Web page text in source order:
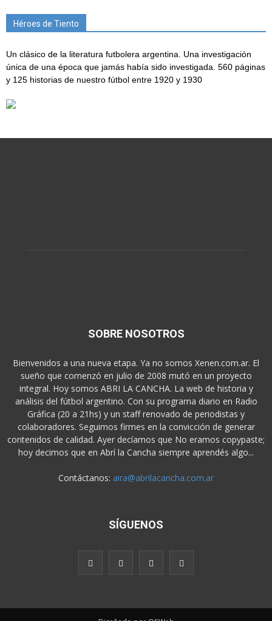
Héroes de Tiento
Un clásico de la literatura futbolera argentina. Una investigación
única de una época que jamás había sido investigada. 560 páginas
y 125 historias de nuestro fútbol entre 1920 y 1930
SOBRE NOSOTROS
Bienvenidos a una nueva etapa. Ya no somos Xenen.com.ar. El
sueño que comenzó en julio de 2008 mutó en un proyecto
integral. Hoy somos ABRI LA CANCHA. La web de historia y
análisis del fútbol argentino. Con su programa diario en Radio
Gráfica (20 a 21hs) y un staff renovado de periodistas y
colaboradores. Seguimos firmes en la convicción de generar
contenidos de calidad. Ayer decíamos que No eramos copypaste;
hoy decimos que en Abrí la Cancha siempre aprendés algo...
Contáctanos: aira@abrilacancha.com.ar
SÍGUENOS